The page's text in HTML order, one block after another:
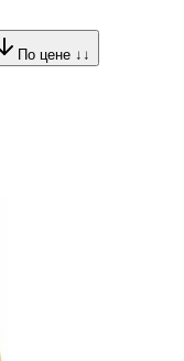
По цене ↓ ↓